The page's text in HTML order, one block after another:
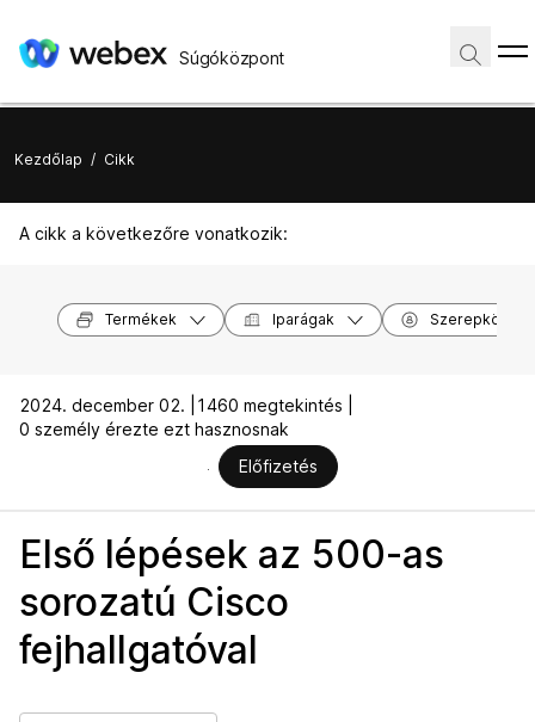
Súgóközpont
Kezdőlap / Cikk
A cikk a következőre vonatkozik:
Termékek Iparágak Szerepkörök
2024. december 02. |
1460 megtekintés |
0 személy érezte ezt hasznosnak
Előfizetés
Első lépések az 500-as
sorozatú Cisco
fejhallgatóval